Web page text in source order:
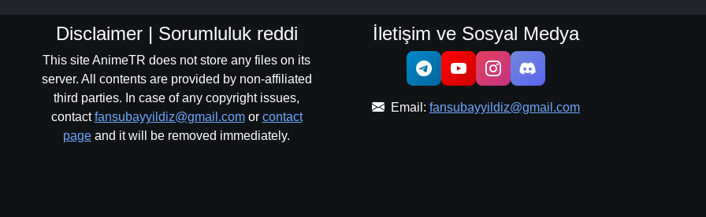
Disclaimer | Sorumluluk reddi
This site AnimeTR does not store any files on its
server. All contents are provided by non-affiliated
third parties. In case of any copyright issues,
contactfansubayyildiz@gmail.comor contact
page and it will be removed immediately.
İletişim ve Sosyal Medya
Email: fansubayyildiz@gmail.com